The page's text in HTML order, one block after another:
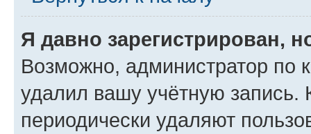
Я давно зарегистрирован,
Возможно, администратор по
удалил вашу учётную запись.
периодически удаляют